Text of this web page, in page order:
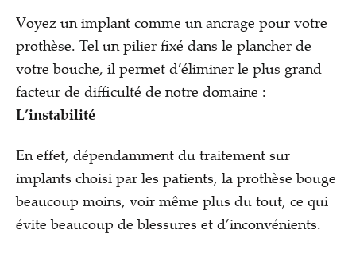
Voyez un implant comme un ancrage pour votre
prothèse. Tel un pilier fixé dans le plancher de
votre bouche, il permet d’éliminer le plus grand
facteur de difficulté de notre domaine :
L’instabilité
En effet, dépendamment du traitement sur
implants choisi par les patients, la prothèse bouge
beaucoup moins, voir même plus du tout, ce qui
évite beaucoup de blessures et d’inconvénients.